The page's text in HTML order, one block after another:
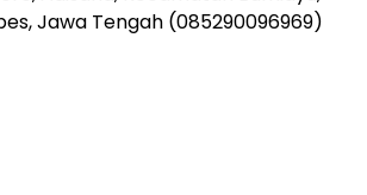
Jawa Tengah (085290096969)